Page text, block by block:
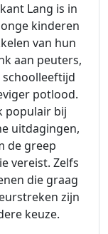
Lang is in
kinderen
van hun
aan peuters,
potlood.
populair bij
uitdagingen,
de greep
vereist. Zelfs
die graag
zijn
keuze.